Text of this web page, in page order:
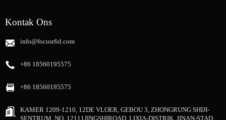
Kontak Ons
info@focusrfid.com
+86 18560195575
+86 18560195575
KAMER 1209-1210, 12DE VLOER, GEBOU 3, ZHONGRUNG SHIJI-
SENTRUM, NO. 12111JINGSHIROAD, LIXIA-DISTRIK, JINAN-STAD,